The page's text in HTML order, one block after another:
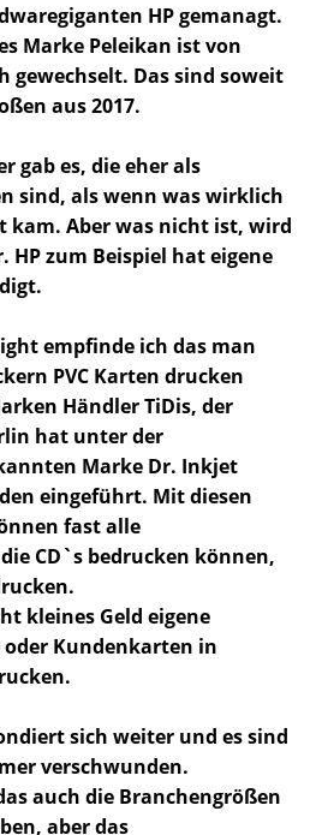
HP gemanagt.
Marke Peleikan ist von
gewechselt. Das sind soweit
aus 2017.
gab es, die eher als
sind, als wenn was wirklich
kam. Aber was nicht ist, wird
HP zum Beispiel hat eigene
empfinde ich das man
PVC Karten drucken
Händler TiDis, der
hat unter der
Marke Dr. Inkjet
eingeführt. Mit diesen
fast alle
CD`s bedrucken können,
kleines Geld eigene
Kundenkarten in
sich weiter und es sind
verschwunden.
auch die Branchengrößen
aber das